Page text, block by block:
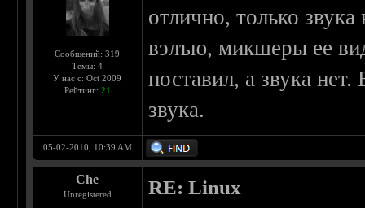
Сообщений: 319
Темы: 4
У нас с: Oct 2009
Рейтинг: 21
отлично, только
вэлъю, микшеры ее
поставил, а звука
звука.
05-02-2010, 10:39 AM
Che
Unregistered RE: Linux